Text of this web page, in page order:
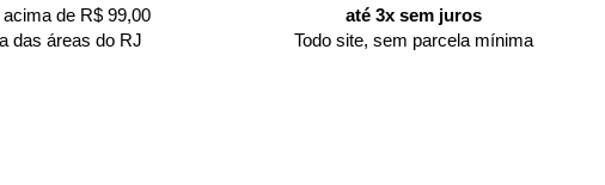
de R$ 99,00
das áreas do RJ
até 3x sem juros
Todo site, sem parcela mínima